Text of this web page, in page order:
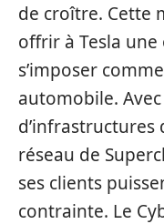
de croître. Cette
offrir à Tesla
s’imposer
automobile.
d’infrastructures
réseau de
ses clients
contrainte. Le